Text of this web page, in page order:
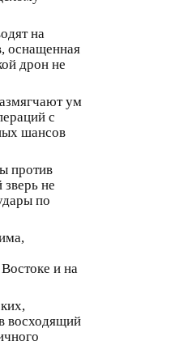
на
оснащенная
дрон не
ум
с
шансов
против
не
по
и на
восходящий